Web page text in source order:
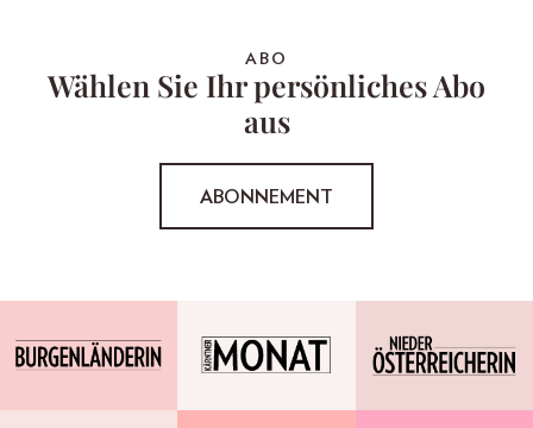
ABO
Wählen Sie Ihr persönliches Abo
aus
ABONNEMENT